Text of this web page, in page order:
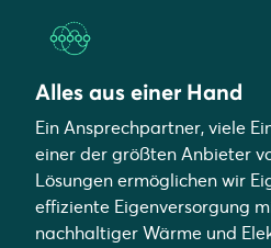
Alles aus einer Hand
Ein Ansprechpartner, viele
einer der größten Anbieter
Lösungen ermöglichen wir
effiziente Eigenversorgung
nachhaltiger Wärme und